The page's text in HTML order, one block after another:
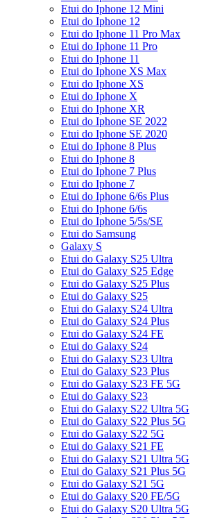
Etui do Iphone 12 Mini
Etui do Iphone 12
Etui do Iphone 11 Pro Max
Etui do Iphone 11 Pro
Etui do Iphone 11
Etui do Iphone XS Max
Etui do Iphone XS
Etui do Iphone X
Etui do Iphone XR
Etui do Iphone SE 2022
Etui do Iphone SE 2020
Etui do Iphone 8 Plus
Etui do Iphone 8
Etui do Iphone 7 Plus
Etui do Iphone 7
Etui do Iphone 6/6s Plus
Etui do Iphone 6/6s
Etui do Iphone 5/5s/SE
Etui do Samsung
Galaxy S
Etui do Galaxy S25 Ultra
Etui do Galaxy S25 Edge
Etui do Galaxy S25 Plus
Etui do Galaxy S25
Etui do Galaxy S24 Ultra
Etui do Galaxy S24 Plus
Etui do Galaxy S24 FE
Etui do Galaxy S24
Etui do Galaxy S23 Ultra
Etui do Galaxy S23 Plus
Etui do Galaxy S23 FE 5G
Etui do Galaxy S23
Etui do Galaxy S22 Ultra 5G
Etui do Galaxy S22 Plus 5G
Etui do Galaxy S22 5G
Etui do Galaxy S21 FE
Etui do Galaxy S21 Ultra 5G
Etui do Galaxy S21 Plus 5G
Etui do Galaxy S21 5G
Etui do Galaxy S20 FE/5G
Etui do Galaxy S20 Ultra 5G